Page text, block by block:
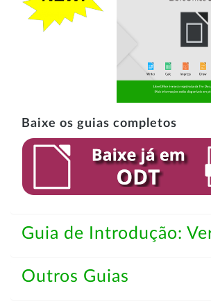
Baixe os guias completos
Guia de Introdução:
Outros Guias